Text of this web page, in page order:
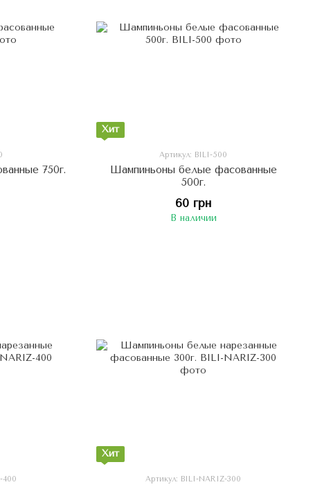
750г.
Хит
Артикул: BILI-500
Шампиньоны белые фасованные
500г.
60 грн
В наличии
400
Хит
Артикул: BILI-NARIZ-300